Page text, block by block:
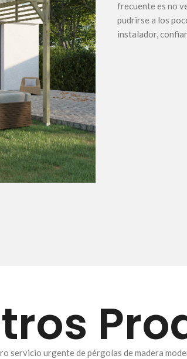
frecuente es no
pudrirse a los
instalador,
servicio urgente de pérgolas de madera